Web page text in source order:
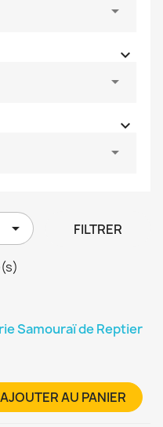





 FILTRER
Samouraï de Reptier
AJOUTER AU PANIER